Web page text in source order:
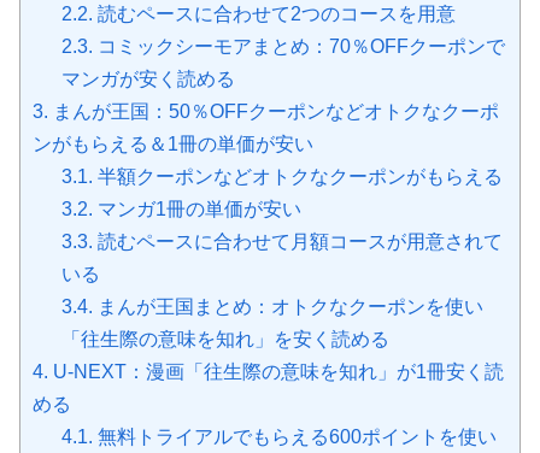
2.2. 読むペースに合わせて2つのコースを用意
2.3. コミックシーモアまとめ：70％OFFクーポンで
マンガが安く読める
3. まんが王国：50％OFFクーポンなどオトクなクーポ
ンがもらえる＆1冊の単価が安い
3.1. 半額クーポンなどオトクなクーポンがもらえる
3.2. マンガ1冊の単価が安い
3.3. 読むペースに合わせて月額コースが用意されて
いる
3.4. まんが王国まとめ：オトクなクーポンを使い
「往生際の意味を知れ」を安く読める
4. U-NEXT：漫画「往生際の意味を知れ」が1冊安く読
める
4.1. 無料トライアルでもらえる600ポイントを使い